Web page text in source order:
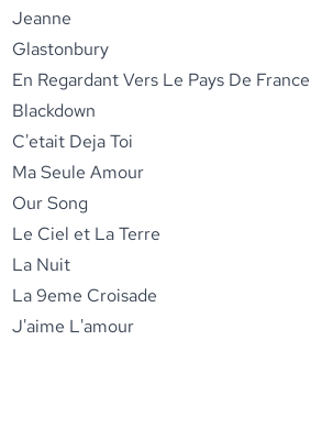
Jeanne
Glastonbury
En Regardant Vers Le Pays De France
Blackdown
C'etait Deja Toi
Ma Seule Amour
Our Song
Le Ciel et La Terre
La Nuit
La 9eme Croisade
J'aime L'amour